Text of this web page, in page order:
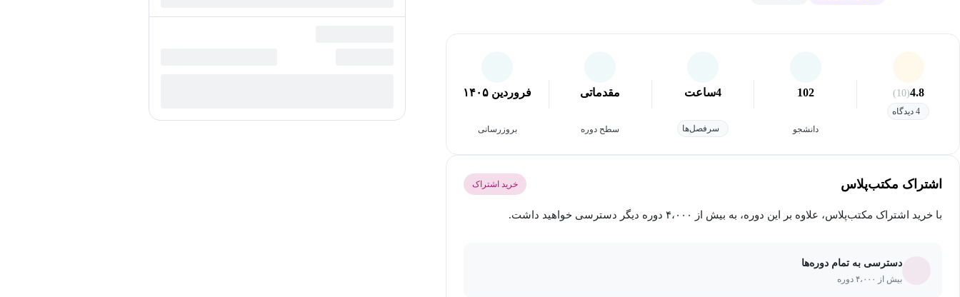
4.8
(10)
4 دیدگاه
102
دانشجو
4ساعت
سرفصل‌ها
مقدماتی
سطح دوره بروزرسانی
فروردین ۱۴۰۵
اشتراک مکتب‌پلاس خرید اشتراک
با خرید اشتراک مکتب‌پلاس، علاوه بر این دوره، به بیش از ۴،۰۰۰ دوره دیگر دسترسی خواهید داشت.
دسترسی به تمام دوره‌ها
بیش از ۴،۰۰۰ دوره